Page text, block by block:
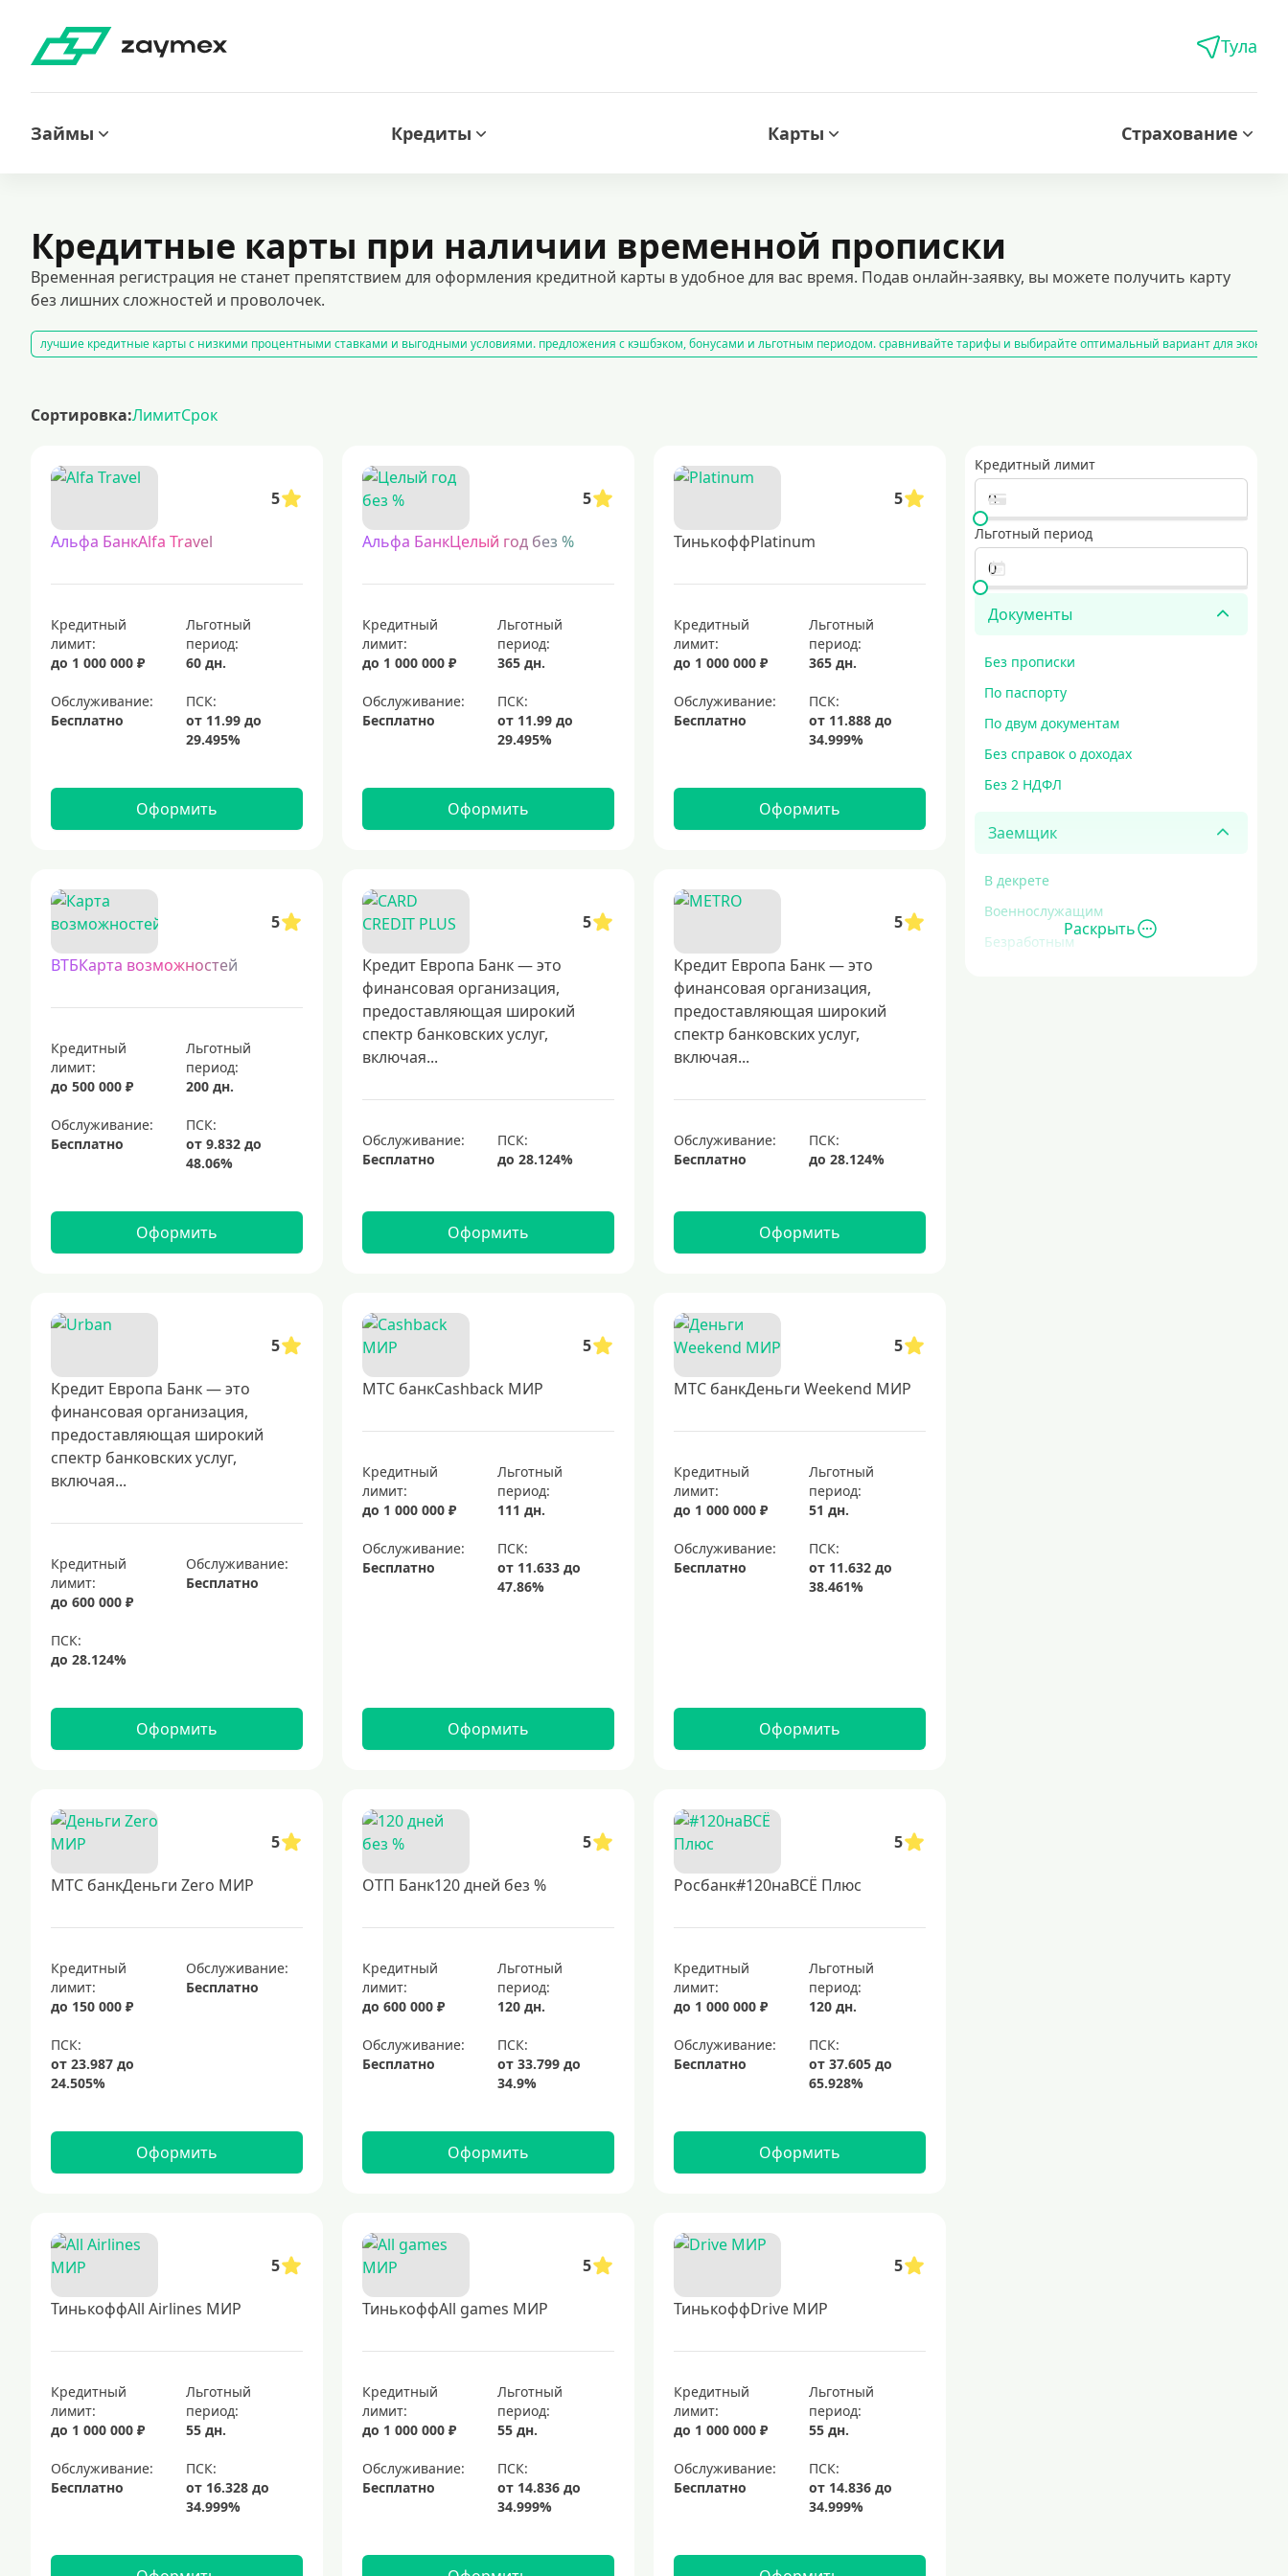
Тула
Займы Кредиты Карты Страхование
Кредитные карты при наличии временной прописки
Временная регистрация не станет препятствием для оформления кредитной карты в удобное для вас время. Подав онлайн-заявку, вы можете получить карту
без лишних сложностей и проволочек.
лучшие кредитные карты с низкими процентными ставками и выгодными условиями. предложения с кэшбэком, бонусами и льготным периодом. сравнивайте тарифы и выбирайте оптимальный вариант для
кредитные карты с льготным периодом
кредитные карты для людей с испорченной кредитной историей
кредитные карты, доступные для каждого, предлагаются многими банками. такие продукты часто имеют упрощенные условия оформления и минимальные требования к заемщикам. они подходят для тех, кто
кредитные карты с доставкой на дом: удобство и экономия времени. заказывайте онлайн, получайте пластик прямо к вам. быстрое оформление, выгодные условия и безопасная доставка. идеальный выбор для тех,
топовые кредитные карты с выгодными условиями
кредитные карты: выберите подходящий вариант
платежные карты visa для кредитных средств элитные кредитные карты кредитные карты для совершения покупок
кредитные карты мир
Сортировка:ЛимитСрок
Кредитный лимит
Льготный период
Документы
Без прописки
По паспорту
По двум документам
Без справок о доходах
Без 2 НДФЛ
Заемщик
В декрете
Военнослужащим
Безработным
Раскрыть
5
Альфа БанкAlfa Travel
Кредитный
лимит:
до 1 000 000 ₽
Льготный
период:
60 дн.
Обслуживание:
Бесплатно
Оформить
5
Альфа БанкЦелый год без %
Кредитный
лимит:
до 1 000 000 ₽
Льготный
период:
365 дн.
Обслуживание:
Бесплатно
Оформить
5
ТинькоффPlatinum
Кредитный
лимит:
до 1 000 000 ₽
Льготный
период:
365 дн.
Обслуживание:
Бесплатно
Оформить
5
ВТБКарта возможностей
Кредитный
лимит:
до 500 000 ₽
Льготный
период:
200 дн.
Обслуживание:
Бесплатно
Оформить
5
Кредит Европа Банк — это
финансовая организация,
предоставляющая широкий
спектр банковских услуг,
включая...
Обслуживание:
Бесплатно
Оформить
5
Кредит Европа Банк — это
финансовая организация,
предоставляющая широкий
спектр банковских услуг,
включая...
Обслуживание:
Бесплатно
Оформить
5
Кредит Европа Банк — это
финансовая организация,
предоставляющая широкий
спектр банковских услуг,
включая...
Кредитный
лимит:
до 600 000 ₽
Обслуживание:
Бесплатно
Оформить
5
МТС банкCashback МИР
Кредитный
лимит:
до 1 000 000 ₽
Льготный
период:
111 дн.
Обслуживание:
Бесплатно
Оформить
5
МТС банкДеньги Weekend МИР
Кредитный
лимит:
до 1 000 000 ₽
Льготный
период:
51 дн.
Обслуживание:
Бесплатно
Оформить
5
МТС банкДеньги Zero МИР
Кредитный
лимит:
до 150 000 ₽
Обслуживание:
Бесплатно
Оформить
5
ОТП Банк120 дней без %
Кредитный
лимит:
до 600 000 ₽
Льготный
период:
120 дн.
Обслуживание:
Бесплатно
Оформить
5
Росбанк#120наВСЁ Плюс
Кредитный
лимит:
до 1 000 000 ₽
Льготный
период:
120 дн.
Обслуживание:
Бесплатно
Оформить
5
ТинькоффAll Airlines МИР
Кредитный
лимит:
до 1 000 000 ₽
Льготный
период:
55 дн.
Обслуживание:
Бесплатно
5
ТинькоффAll games МИР
Кредитный
лимит:
до 1 000 000 ₽
Льготный
период:
55 дн.
Обслуживание:
Бесплатно
5
ТинькоффDrive МИР
Кредитный
лимит:
до 1 000 000 ₽
Льготный
период:
55 дн.
Обслуживание:
Бесплатно